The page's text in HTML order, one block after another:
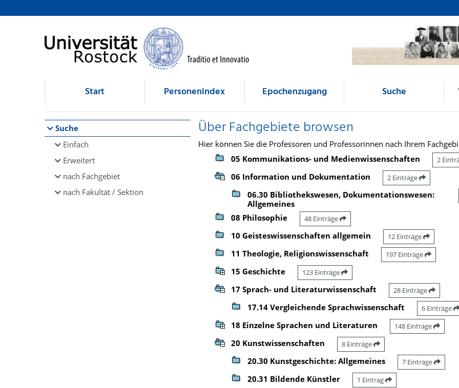
Browsen
direkt zum Inhalt
Start Personenindex Epochenzugang Suche
Suche
Einfach
Erweitert
nach Fachgebiet
nach Fakultät / Sektion
Über Fachgebiete browsen
Hier können Sie die Professoren und Professorinnen nach Ihrem
05 Kommunikations- und Medienwissenschaften
2
06 Information und Dokumentation 2 Einträge
06.30 Bibliothekswesen, Dokumentationswesen:
Allgemeines
08 Philosophie 48 Einträge
10 Geisteswissenschaften allgemein 12 Einträge
11 Theologie, Religionswissenschaft 197 Einträge
15 Geschichte 123 Einträge
17 Sprach- und Literaturwissenschaft 28 Einträge
17.14 Vergleichende Sprachwissenschaft 6 Einträge
18 Einzelne Sprachen und Literaturen 148 Einträge
20 Kunstwissenschaften 8 Einträge
20.30 Kunstgeschichte: Allgemeines 7 Einträge
20.31 Bildende Künstler 1 Eintrag